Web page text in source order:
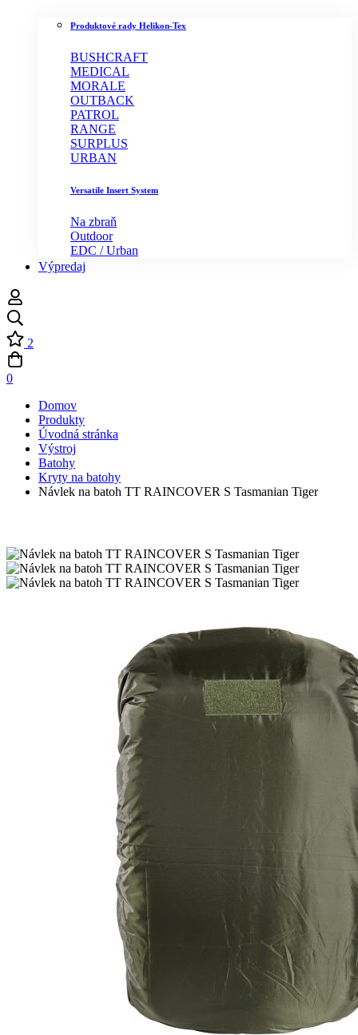
Produktové rady Helikon-Tex
BUSHCRAFT
MEDICAL
MORALE
OUTBACK
PATROL
RANGE
SURPLUS
URBAN
Versatile Insert System
Na zbraň
Outdoor
EDC / Urban
Výpredaj
2
0
Domov
Produkty
Úvodná stránka
Výstroj
Batohy
Kryty na batohy
Návlek na batoh TT RAINCOVER S Tasmanian Tiger